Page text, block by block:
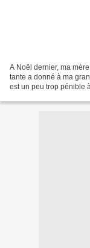
A Noël dernier, ma
tante a donné à ma
est un peu trop pénible